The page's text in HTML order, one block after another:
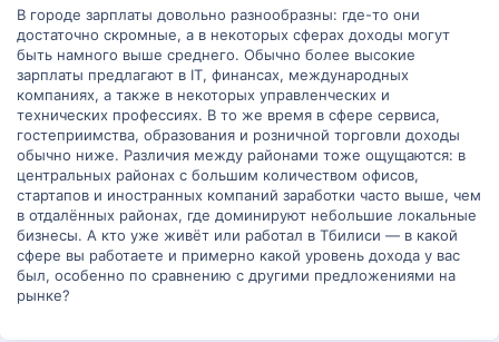
В городе зарплаты довольно разнообразны: где-то они
достаточно скромные, а в некоторых сферах доходы могут
быть намного выше среднего. Обычно более высокие
зарплаты предлагают в IT, финансах, международных
компаниях, а также в некоторых управленческих и
технических профессиях. В то же время в сфере сервиса,
гостеприимства, образования и розничной торговли доходы
обычно ниже. Различия между районами тоже ощущаются: в
центральных районах с большим количеством офисов,
стартапов и иностранных компаний заработки часто выше, чем
в отдалённых районах, где доминируют небольшие локальные
бизнесы. А кто уже живёт или работал в Тбилиси — в какой
сфере вы работаете и примерно какой уровень дохода у вас
был, особенно по сравнению с другими предложениями на
рынке?